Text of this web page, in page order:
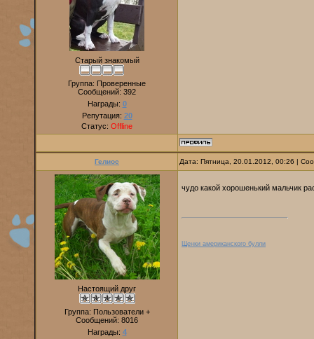
Старый знакомый
Группа: Проверенные
Сообщений: 392
Награды: 0
Репутация: 20
Статус: Offline
Гелиос Дата: Пятница, 20.01.2012, 00:26 |
Настоящий друг
Группа: Пользователи +
Сообщений: 8016
Награды: 4
чудо какой хорошенький мальчик
Щенки американского булли